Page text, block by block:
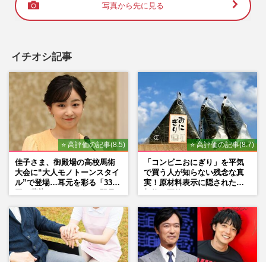
写真から先に見る
イチオシ記事
⭐ 高評価の記事(8.5)
佳子さま、御殿場の高校馬術
大会に“大人モノトーンスタイ
ル”で登場…耳元を彩る「3300
⭐ 高評価の記事(8.7)
「コンビニおにぎり」を平気
で買う人が知らない残念な真
実！原材料表示に隠された添